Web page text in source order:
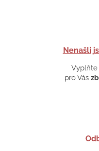
Nenašli
Vyplňte
pro Vás